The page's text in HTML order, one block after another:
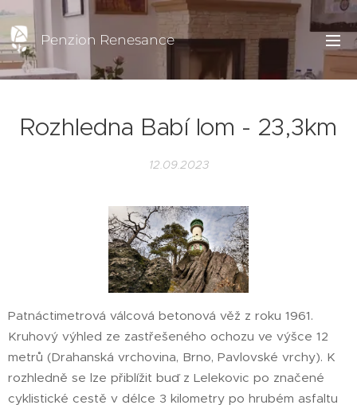
Penzion Renesance
Rozhledna Babí lom - 23,3km
12.09.2023
Patnáctimetrová válcová betonová věž z roku 1961.
Kruhový výhled ze zastřešeného ochozu ve výšce 12
metrů (Drahanská vrchovina, Brno, Pavlovské vrchy). K
rozhledně se lze přiblížit buď z Lelekovic po značené
cyklistické cestě v délce 3 kilometry po hrubém asfaltu